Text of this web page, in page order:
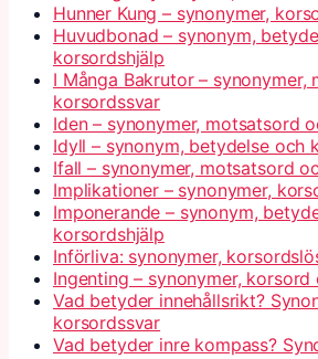
Hunner Kung – synonymer,
Huvudbonad – synonym,
korsordshjälp
I Många Bakrutor – synonymer,
korsordssvar
Iden – synonymer, motsatsord
Idyll – synonym, betydelse och
Ifall – synonymer, motsatsord
Implikationer – synonymer,
Imponerande – synonym,
korsordshjälp
Införliva: synonymer,
Ingenting – synonymer,
Vad betyder innehållsrikt?
korsordssvar
Vad betyder inre kompass?